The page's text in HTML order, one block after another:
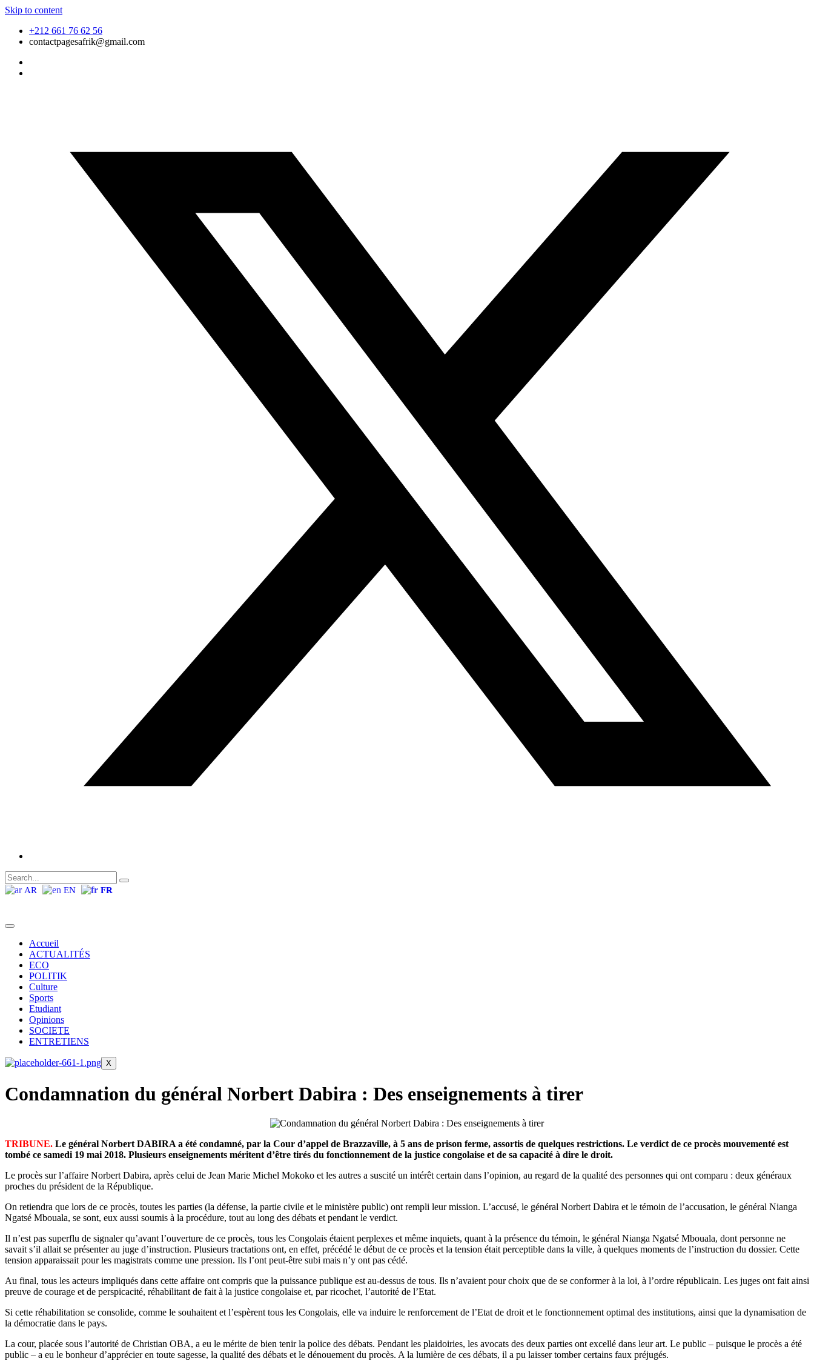
Skip to content
+212 661 76 62 56
contactpagesafrik@gmail.com
AR EN FR
Accueil
ACTUALITÉS
ECO
POLITIK
Culture
Sports
Etudiant
Opinions
SOCIETE
ENTRETIENS
X
Condamnation du général Norbert Dabira : Des enseignements à tirer
TRIBUNE. Le général Norbert DABIRA a été condamné, par la Cour d’appel de Brazzaville, à 5 ans de prison ferme, assortis de quelques restrictions. Le verdict de ce procès mouvementé est
tombé ce samedi 19 mai 2018. Plusieurs enseignements méritent d’être tirés du fonctionnement de la justice congolaise et de sa capacité à dire le droit.
Le procès sur l’affaire Norbert Dabira, après celui de Jean Marie Michel Mokoko et les autres a suscité un intérêt certain dans l’opinion, au regard de la qualité des personnes qui ont comparu : deux généraux
proches du président de la République.
On retiendra que lors de ce procès, toutes les parties (la défense, la partie civile et le ministère public) ont rempli leur mission. L’accusé, le général Norbert Dabira et le témoin de l’accusation, le général Nianga
Ngatsé Mbouala, se sont, eux aussi soumis à la procédure, tout au long des débats et pendant le verdict.
Il n’est pas superflu de signaler qu’avant l’ouverture de ce procès, tous les Congolais étaient perplexes et même inquiets, quant à la présence du témoin, le général Nianga Ngatsé Mbouala, dont personne ne
savait s’il allait se présenter au juge d’instruction. Plusieurs tractations ont, en effet, précédé le début de ce procès et la tension était perceptible dans la ville, à quelques moments de l’instruction du dossier. Cette
tension apparaissait pour les magistrats comme une pression. Ils l’ont peut-être subi mais n’y ont pas cédé.
Au final, tous les acteurs impliqués dans cette affaire ont compris que la puissance publique est au-dessus de tous. Ils n’avaient pour choix que de se conformer à la loi, à l’ordre républicain. Les juges ont fait ainsi
preuve de courage et de perspicacité, réhabilitant de fait à la justice congolaise et, par ricochet, l’autorité de l’Etat.
Si cette réhabilitation se consolide, comme le souhaitent et l’espèrent tous les Congolais, elle va induire le renforcement de l’Etat de droit et le fonctionnement optimal des institutions, ainsi que la dynamisation de
la démocratie dans le pays.
La cour, placée sous l’autorité de Christian OBA, a eu le mérite de bien tenir la police des débats. Pendant les plaidoiries, les avocats des deux parties ont excellé dans leur art. Le public – puisque le procès a été
public – a eu le bonheur d’apprécier en toute sagesse, la qualité des débats et le dénouement du procès. A la lumière de ces débats, il a pu laisser tomber certains faux préjugés.